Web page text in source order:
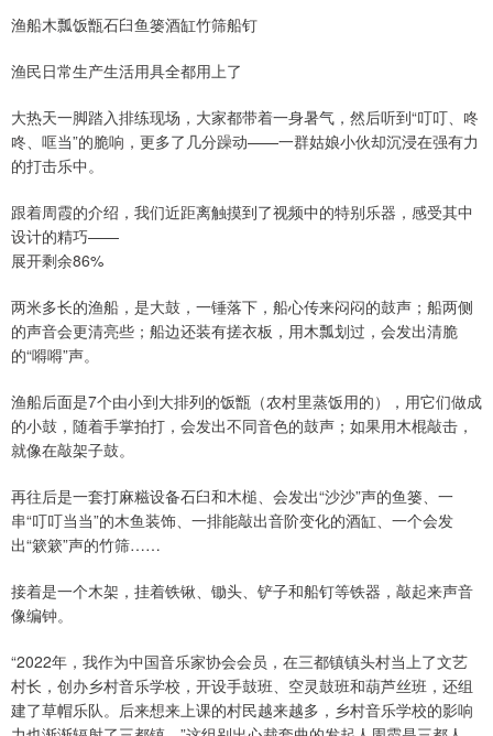
渔船木瓢饭甑石臼鱼篓酒缸竹筛船钉
渔民日常生产生活用具全都用上了
大热天一脚踏入排练现场，大家都带着一身暑气，然后听到“叮叮、咚
咚、哐当”的脆响，更多了几分躁动——一群姑娘小伙却沉浸在强有力
的打击乐中。
跟着周霞的介绍，我们近距离触摸到了视频中的特别乐器，感受其中
设计的精巧——
展开剩余86%
两米多长的渔船，是大鼓，一锤落下，船心传来闷闷的鼓声；船两侧
的声音会更清亮些；船边还装有搓衣板，用木瓢划过，会发出清脆
的“嘚嘚”声。
渔船后面是7个由小到大排列的饭甑（农村里蒸饭用的），用它们做成
的小鼓，随着手掌拍打，会发出不同音色的鼓声；如果用木棍敲击，
就像在敲架子鼓。
再往后是一套打麻糍设备石臼和木槌、会发出“沙沙”声的鱼篓、一
串“叮叮当当”的木鱼装饰、一排能敲出音阶变化的酒缸、一个会发
出“簌簌”声的竹筛……
接着是一个木架，挂着铁锹、锄头、铲子和船钉等铁器，敲起来声音
像编钟。
“2022年，我作为中国音乐家协会会员，在三都镇镇头村当上了文艺
村长，创办乡村音乐学校，开设手鼓班、空灵鼓班和葫芦丝班，还组
建了草帽乐队。后来想来上课的村民越来越多，乡村音乐学校的影响